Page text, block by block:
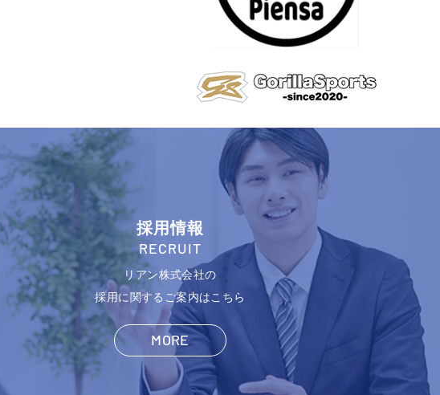
採用情報
RECRUIT
リアン株式会社の
採用に関するご案内はこちら
MORE